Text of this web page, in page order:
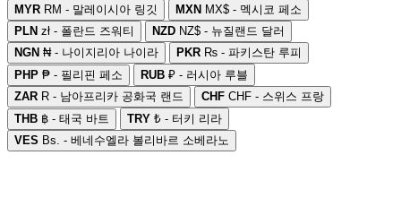
MYR RM - 말레이시아 링깃 MXN MX$ - 멕시코 페소
PLN zł - 폴란드 즈워티 NZD NZ$ - 뉴질랜드 달러
NGN ₦ - 나이지리아 나이라 PKR ₨ - 파키스탄 루피
PHP ₱ - 필리핀 페소 RUB ₽ - 러시아 루블
ZAR R - 남아프리카 공화국 랜드 CHF CHF - 스위스 프랑
THB ฿ - 태국 바트 TRY ₺ - 터키 리라
VES Bs. - 베네수엘라 볼리바르 소베라노